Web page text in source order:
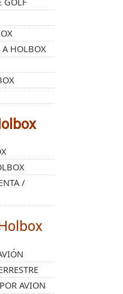
A HOLBOX
/
AVION